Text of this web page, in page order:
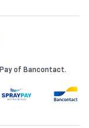
of Bancontact.